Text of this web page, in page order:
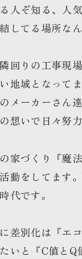
人ぞ知る、人
してる場所なん
回りの工事現
地域となって
メーカーさん
想いで日々努
家づくり『魔
動をしてます
代です。
差別化は『エ
いと『C値と